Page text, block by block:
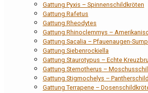
Gattung Pyxis – Spinnenschildkröten
Gattung Rafetus
Gattung Rheodytes
Gattung Rhinoclemmys –
Gattung Sacalia – Pfauenaugen-
Gattung Siebenrockiella
Gattung Staurotypus – Echte
Gattung Sternotherus –
Gattung Stigmochelys –
Gattung Terrapene –